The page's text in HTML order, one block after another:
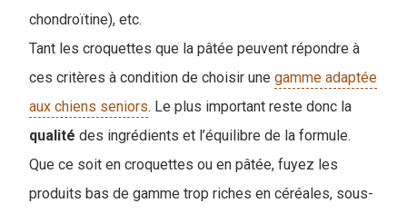
chondroïtine), etc.
Tant les croquettes que la pâtée peuvent répondre à
ces critères à condition de choisir une gamme adaptée
aux chiens seniors. Le plus important reste donc la
qualité des ingrédients et l’équilibre de la formule.
Que ce soit en croquettes ou en pâtée, fuyez les
produits bas de gamme trop riches en céréales, sous-